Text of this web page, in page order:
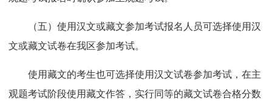
（五）使用汉文或藏文参加考试报名人员可选择使用汉
文或藏文试卷在我区参加考试。
使用藏文的考生也可选择使用汉文试卷参加考试，在主
观题考试阶段使用藏文作答，实行同等的藏文试卷合格分数